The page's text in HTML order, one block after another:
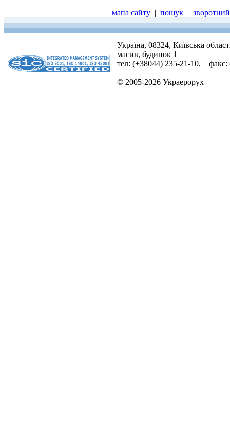
мапа сайту | пошук |
Україна, 08324, Київська
масив, будинок 1
тел: (+38044) 235-21-10, факс:
© 2005-2026 Украерорух